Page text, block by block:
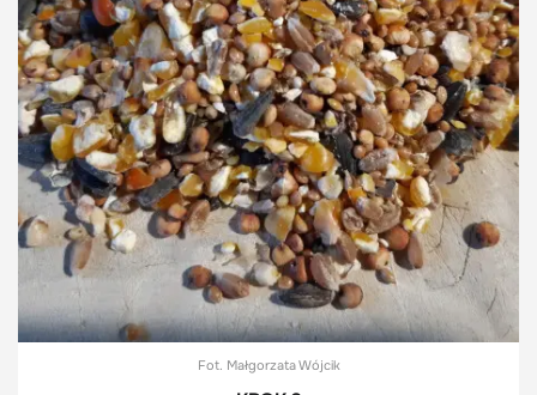
Fot. Małgorzata Wójcik